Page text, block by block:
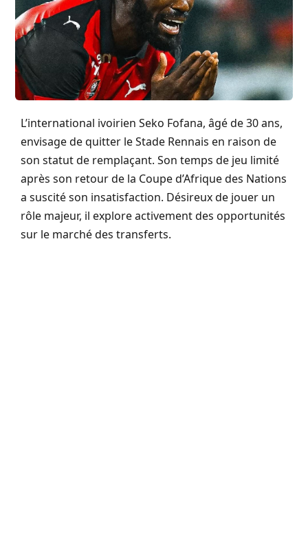
L’international ivoirien Seko Fofana, âgé de 30 ans,
envisage de quitter le Stade Rennais en raison de
son statut de remplaçant. Son temps de jeu limité
après son retour de la Coupe d’Afrique des Nations
a suscité son insatisfaction. Désireux de jouer un
rôle majeur, il explore activement des opportunités
sur le marché des transferts.